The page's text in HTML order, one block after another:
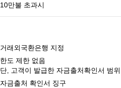
10만불 초과시
거래외국환은행 지정
한도 제한 없음
단, 고객이 발급한 자금출처확인서 범
자금출처 확인서 징구